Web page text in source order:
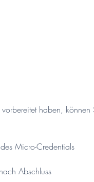
haben, können
Micro-Credentials
Abschluss